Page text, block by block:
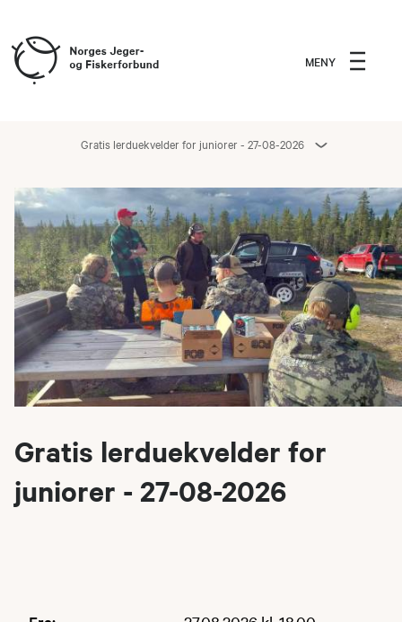
MENY
Gratis lerduekvelder for juniorer - 27-08-2026
Gratis lerduekvelder for
juniorer - 27-08-2026